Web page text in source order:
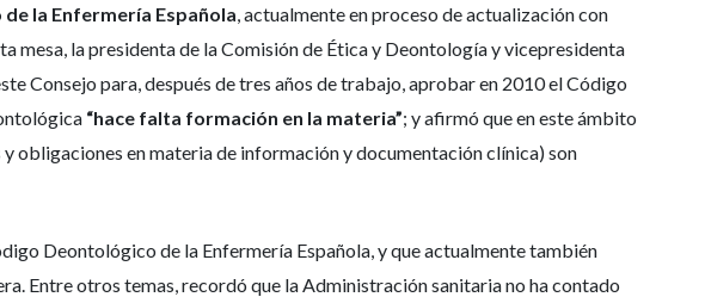
la Enfermería Española , actualmente en proceso de actualización con
mesa, la presidenta de la Comisión de Ética y Deontología y vicepresidenta
Consejo para, después de tres años de trabajo, aprobar en 2010 el Código
“hace falta formación en la materia”; y afirmó que en este ámbito
obligaciones en materia de información y documentación clínica) son
Deontológico de la Enfermería Española, y que actualmente también
Entre otros temas, recordó que la Administración sanitaria no ha contado